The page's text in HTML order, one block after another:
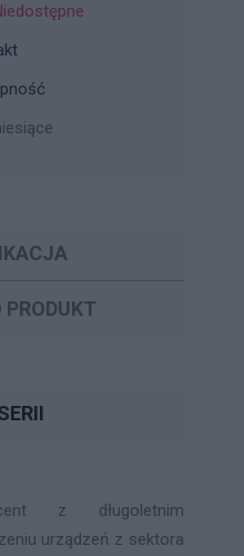
z długoletnim
urządzeń z sektora